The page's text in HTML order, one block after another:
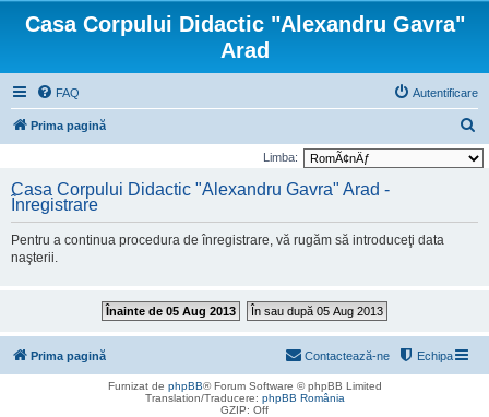
Casa Corpului Didactic "Alexandru Gavra"
Arad
FAQ Autentificare
Prima pagină
ă
Limba:
Casa Corpului Didactic "Alexandru Gavra" Arad -
Înregistrare
Pentru a continua procedura de înregistrare, vă rugăm să introduceţi data
naşterii.
Înainte de 05 Aug 2013 În sau după 05 Aug 2013
Prima pagină Echipa
Contactează-ne
Furnizat de phpBB® Forum Software © phpBB Limited
Translation/Traducere: phpBB România
GZIP: Off